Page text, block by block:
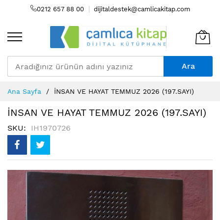
0212 657 88 00 dijitaldestek@camlicakitap.com
Ara
to
Content
Ana Sayfa İNSAN VE HAYAT TEMMUZ 2026 (197.SAYI)
İNSAN VE HAYAT TEMMUZ 2026 (197.SAYI)
SKU IH1970726
Resim